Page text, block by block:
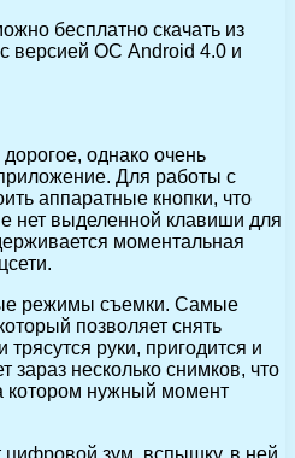
бесплатно скачать из
версией ОС Android 4.0 и
однако очень
Для работы с
аппаратные кнопки, что
нет выделенной клавиши для
моментальная
режимы съемки. Самые
позволяет снять
руки, пригодится и
зараз несколько снимков, что
котором нужный момент
зум, вспышку, в ней